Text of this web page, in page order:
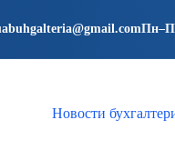
Новости